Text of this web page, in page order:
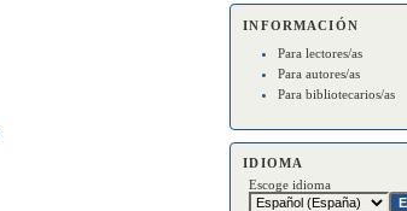
INFORMACIÓN
Para lectores/as
Para autores/as
Para bibliotecarios/as
IDIOMA
Escoge idioma